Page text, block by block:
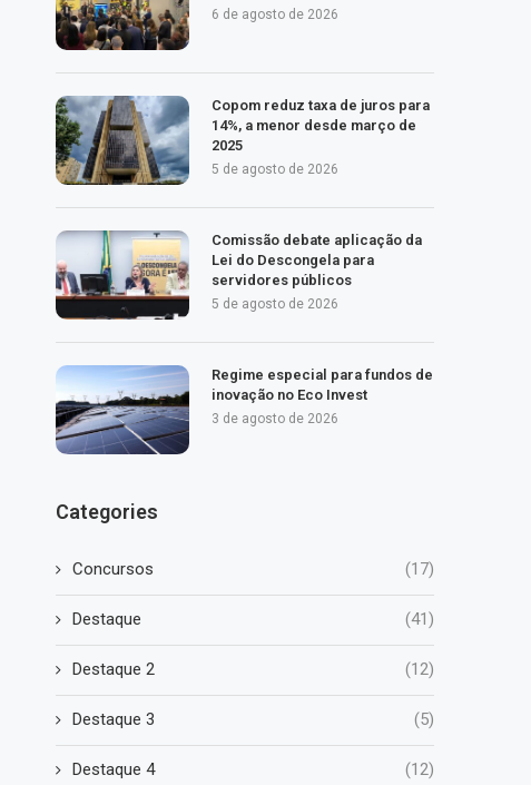
6 de agosto de 2026
Copom reduz taxa de juros para
14%, a menor desde março de
2025
5 de agosto de 2026
Comissão debate aplicação da
Lei do Descongela para
servidores públicos
5 de agosto de 2026
Regime especial para fundos de
inovação no Eco Invest
3 de agosto de 2026
Categories
Concursos (17)
Destaque (41)
Destaque 2 (12)
Destaque 3 (5)
Destaque 4 (12)